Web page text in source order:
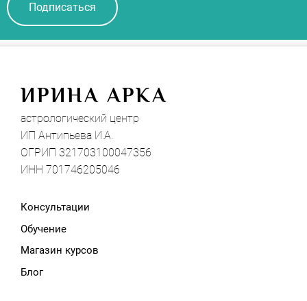
Подписаться
ИРИНА АРКА
астрологический центр
ИП Антипьева И.А.
ОГРИП 321703100047356
ИНН 701746205046
Консультации
Обучение
Магазин курсов
Блог